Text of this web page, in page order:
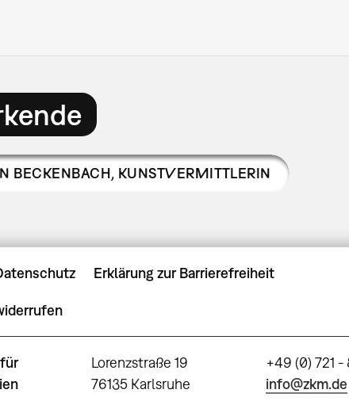
BECKENBACH, KUNSTVERMITTLERIN
Erklärung zur Barrierefreiheit
Lorenzstraße 19
76135 Karlsruhe
+49 (0) 721 -
info@zkm.de